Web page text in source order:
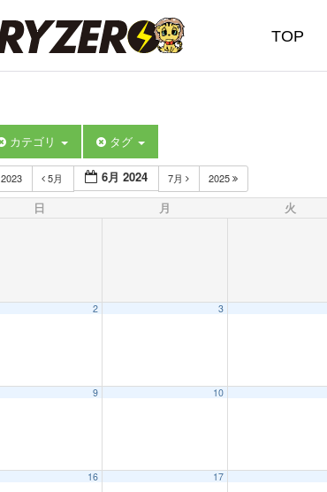
TOP
カテゴリ タグ
2023 5月 6月 2024 7月 2025
日 月 火
2 3
9 10
16 17